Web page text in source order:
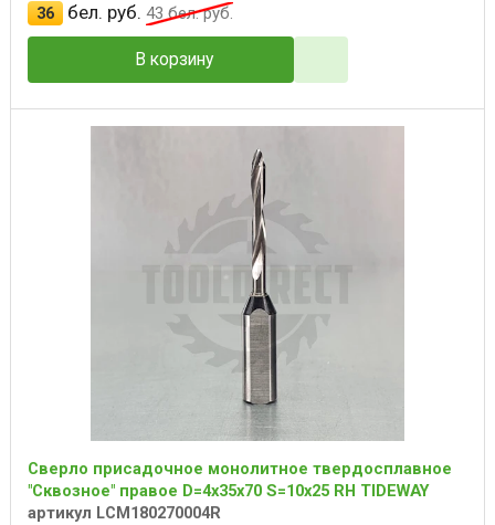
36
бел. руб. 43бел. руб.
В корзину
Сверло присадочное монолитное твердосплавное
"Сквозное" правое D=4x35x70 S=10x25 RH TIDEWAY
артикул LCM180270004R